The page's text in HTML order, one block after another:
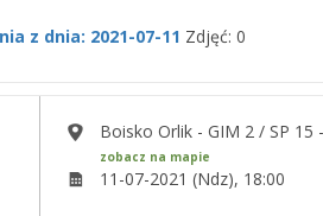
z dnia: 2021-07-11 Zdjęć: 0
Boisko Orlik - GIM 2 / SP 15
zobacz na mapie
11-07-2021 (Ndz), 18:00